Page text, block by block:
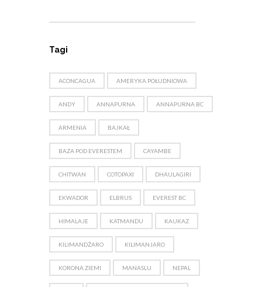
Tagi
ACONCAGUA AMERYKA POŁUDNIOWA
ANDY ANNAPURNA ANNAPURNA BC
ARMENIA BAJKAŁ
BAZA POD EVERESTEM CAYAMBE
CHITWAN COTOPAXI DHAULAGIRI
EKWADOR ELBRUS EVEREST BC
HIMALAJE KATMANDU KAUKAZ
KILIMANDŻARO KILIMANJARO
KORONA ZIEMI MANASLU NEPAL